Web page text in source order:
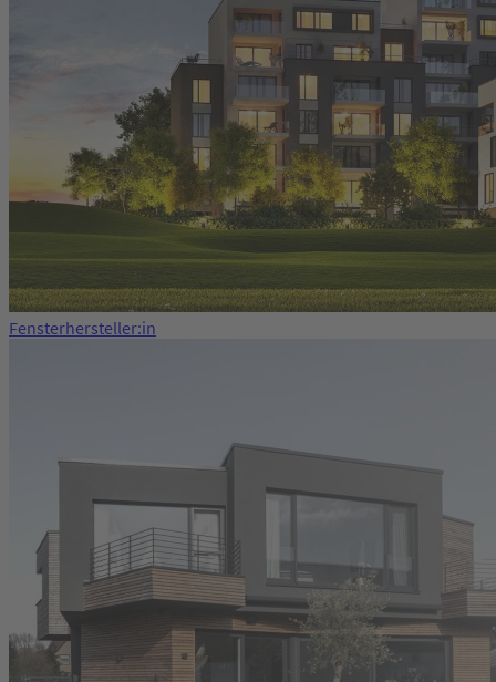
Fensterhersteller:in